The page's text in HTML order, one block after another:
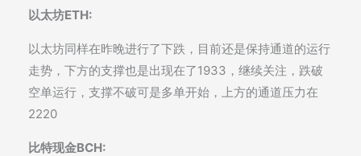
以太坊ETH:
以太坊同样在昨晚进行了下跌，目前还是保持通道的运行
走势，下方的支撑也是出现在了1933，继续关注，跌破
空单运行，支撑不破可是多单开始，上方的通道压力在
2220
比特现金BCH: